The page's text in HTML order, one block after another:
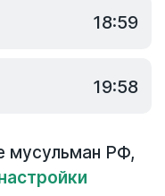
18:59
19:58
мусульман РФ,